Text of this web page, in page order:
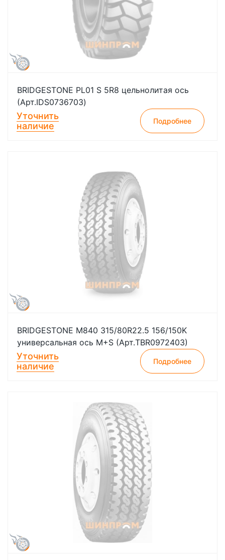
BRIDGESTONE PL01 S 5R8 цельнолитая ось
(Арт.IDS0736703)
Уточнить
наличие
Подробнее
BRIDGESTONE M840 315/80R22.5 156/150K
универсальная ось M+S (Арт.TBR0972403)
Уточнить
наличие
Подробнее